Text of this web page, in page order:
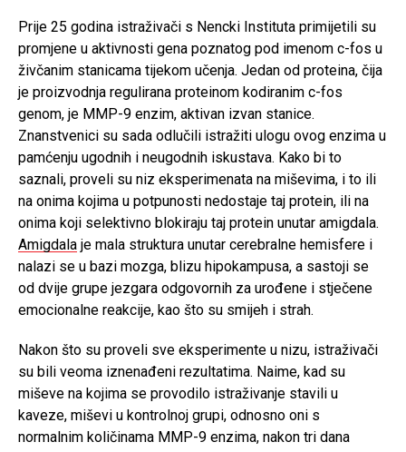
Prije 25 godina istraživači s Nencki Instituta primijetili su
promjene u aktivnosti gena poznatog pod imenom c-fos u
živčanim stanicama tijekom učenja. Jedan od proteina, čija
je proizvodnja regulirana proteinom kodiranim c-fos
genom, je MMP-9 enzim, aktivan izvan stanice.
Znanstvenici su sada odlučili istražiti ulogu ovog enzima u
pamćenju ugodnih i neugodnih iskustava. Kako bi to
saznali, proveli su niz eksperimenata na miševima, i to ili
na onima kojima u potpunosti nedostaje taj protein, ili na
onima koji selektivno blokiraju taj protein unutar amigdala.
Amigdala je mala struktura unutar cerebralne hemisfere i
nalazi se u bazi mozga, blizu hipokampusa, a sastoji se
od dvije grupe jezgara odgovornih za urođene i stječene
emocionalne reakcije, kao što su smijeh i strah.
Nakon što su proveli sve eksperimente u nizu, istraživači
su bili veoma iznenađeni rezultatima. Naime, kad su
miševe na kojima se provodilo istraživanje stavili u
kaveze, miševi u kontrolnoj grupi, odnosno oni s
normalnim količinama MMP-9 enzima, nakon tri dana